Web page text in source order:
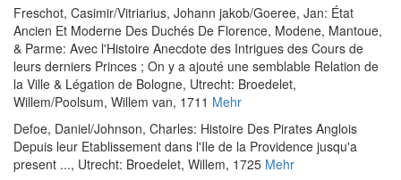
Freschot, Casimir/Vitriarius, Johann jakob/Goeree, Jan: État
Ancien Et Moderne Des Duchés De Florence, Modene, Mantoue,
& Parme: Avec l'Histoire Anecdote des Intrigues des Cours de
leurs derniers Princes ; On y a ajouté une semblable Relation de
la Ville & Légation de Bologne, Utrecht: Broedelet,
Willem/Poolsum, Willem van, 1711 Mehr
Defoe, Daniel/Johnson, Charles: Histoire Des Pirates Anglois
Depuis leur Etablissement dans l'Ile de la Providence jusqu'a
present ..., Utrecht: Broedelet, Willem, 1725 Mehr